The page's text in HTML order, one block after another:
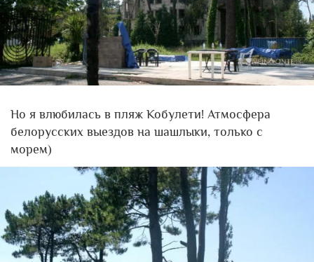
Но я влюбилась в пляж Кобулети! Атмосфера
белорусских выездов на шашлыки, только с
морем)